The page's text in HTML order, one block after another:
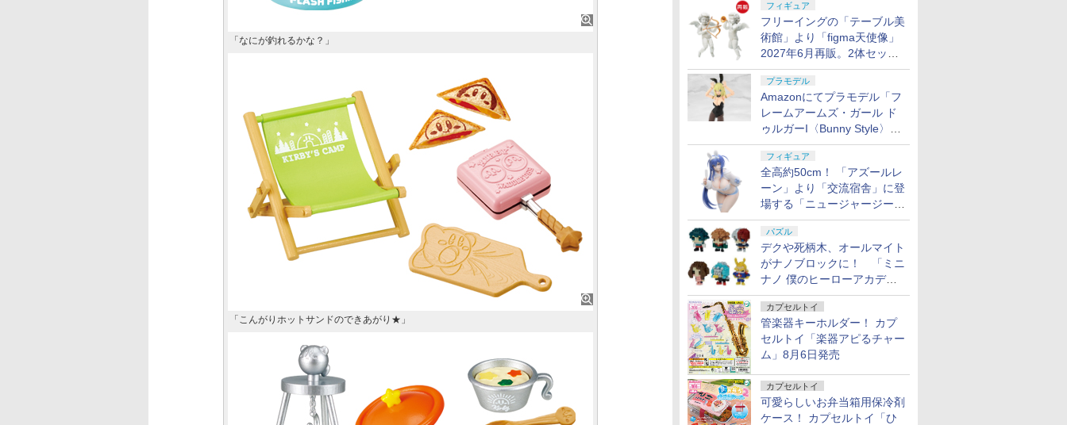
フィギュア
フリーイングの「テーブル美
術館」より「figma天使像」
2027年6月再販。2体セット
で小便小僧にも
プラモデル
Amazonにてプラモデル「フ
レームアームズ・ガール ド
ゥルガーI〈Bunny Style〉」
が予約受付再開！
フィギュア
全高約50cm！ 「アズールレ
ーン」より「交流宿舎」に登
場する「ニュージャージー」
が1/3スケールフィギュアで
登場
パズル
デクや死柄木、オールマイト
がナノブロックに！ 「ミニ
ナノ 僕のヒーローアカデミ
ア」9月再販
カプセルトイ
管楽器キーホルダー！ カプ
セルトイ「楽器アピるチャー
ム」8月6日発売
カプセルトイ
可愛らしいお弁当箱用保冷剤
ケース！ カプセルトイ「ひ
「なにが釣れるかな？」
「こんがりホットサンドのできあがり★」